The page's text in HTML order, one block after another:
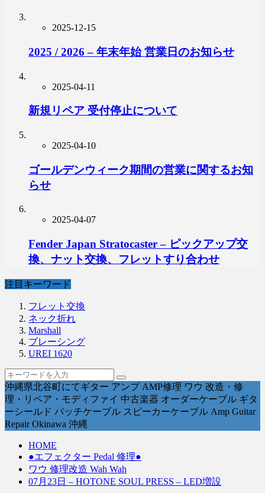
2025-12-15
2025 / 2026 – 年末年始 営業日のお知らせ
2025-04-11
新規リペア 受付停止について
2025-04-10
ゴールデンウィーク期間の営業に関するお知
らせ
2025-04-07
Fender Japan Stratocaster – ピックアップ交
換、ナット交換、フレットすり合わせ
注目キーワード
フレット交換
ネック折れ
Marshall
ブレーシング
UREI 1620
沖縄県北谷町にてギター アンプ AMP修理 ワウ 改造・修
理・リペア・モディファイ 中古楽器 オーダーケーブル ギタ
ーシールド パッチケーブル スピーカーケーブル Amp Guitar
Repair Okinawa 沖縄
HOME
●エフェクター Pedal 修理●
ワウ 修理改造 Wah Wah
07月23日 – HOTONE SOUL PRESS – LED増設